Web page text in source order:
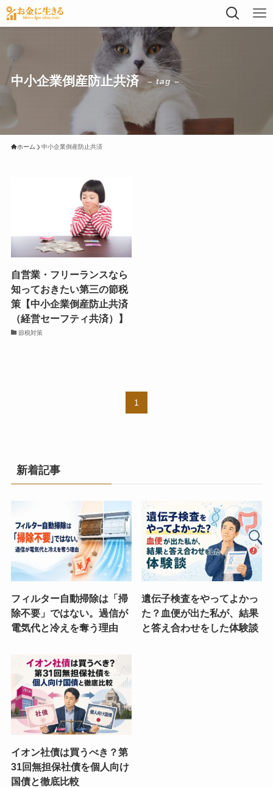
中小企業倒産防止共済 – tag –
ホーム 中小企業倒産防止共済
自営業・フリーランスなら
知っておきたい第三の節税
策【中小企業倒産防止共済
（経営セーフティ共済）】
節税対策
1
新着記事
フィルター自動掃除は「掃
除不要」ではない。過信が
電気代と冷えを奪う理由
遺伝子検査をやってよかっ
た？血便が出た私が、結果
と答え合わせをした体験談
イオン社債は買うべき？第
31回無担保社債を個人向け
国債と徹底比較